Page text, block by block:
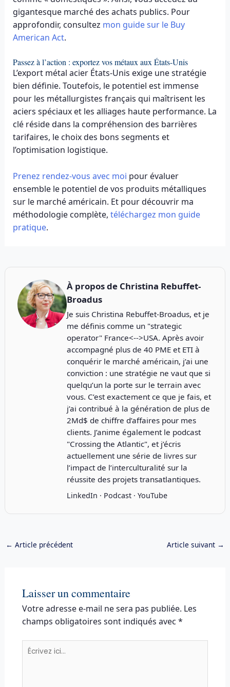
gigantesque marché des achats publics. Pour
approfondir, consultez mon guide sur le Buy
American Act.
Passez à l’action : exportez vos métaux aux États-Unis
L’export métal acier États-Unis exige une stratégie
bien définie. Toutefois, le potentiel est immense
pour les métallurgistes français qui maîtrisent les
aciers spéciaux et les alliages haute performance. La
clé réside dans la compréhension des barrières
tarifaires, le choix des bons segments et
l’optimisation logistique.
Prenez rendez-vous avec moi pour évaluer
ensemble le potentiel de vos produits métalliques
sur le marché américain. Et pour découvrir ma
méthodologie complète, téléchargez mon guide
pratique.
À propos de Christina Rebuffet-
Broadus
Je suis Christina Rebuffet-Broadus, et je
me définis comme un "strategic
operator" France<-->USA. Après avoir
accompagné plus de 40 PME et ETI à
conquérir le marché américain, j’ai une
conviction : une stratégie ne vaut que si
quelqu’un la porte sur le terrain avec
vous. C’est exactement ce que je fais, et
j’ai contribué à la génération de plus de
2Md$ de chiffre d’affaires pour mes
clients. J’anime également le podcast
"Crossing the Atlantic", et j’écris
actuellement une série de livres sur
l’impact de l’interculturalité sur la
réussite des projets transatlantiques.
LinkedIn · Podcast· YouTube
← Article précédent Article suivant →
Laisser un commentaire
Votre adresse e-mail ne sera pas publiée. Les
champs obligatoires sont indiqués avec *
Écrivez